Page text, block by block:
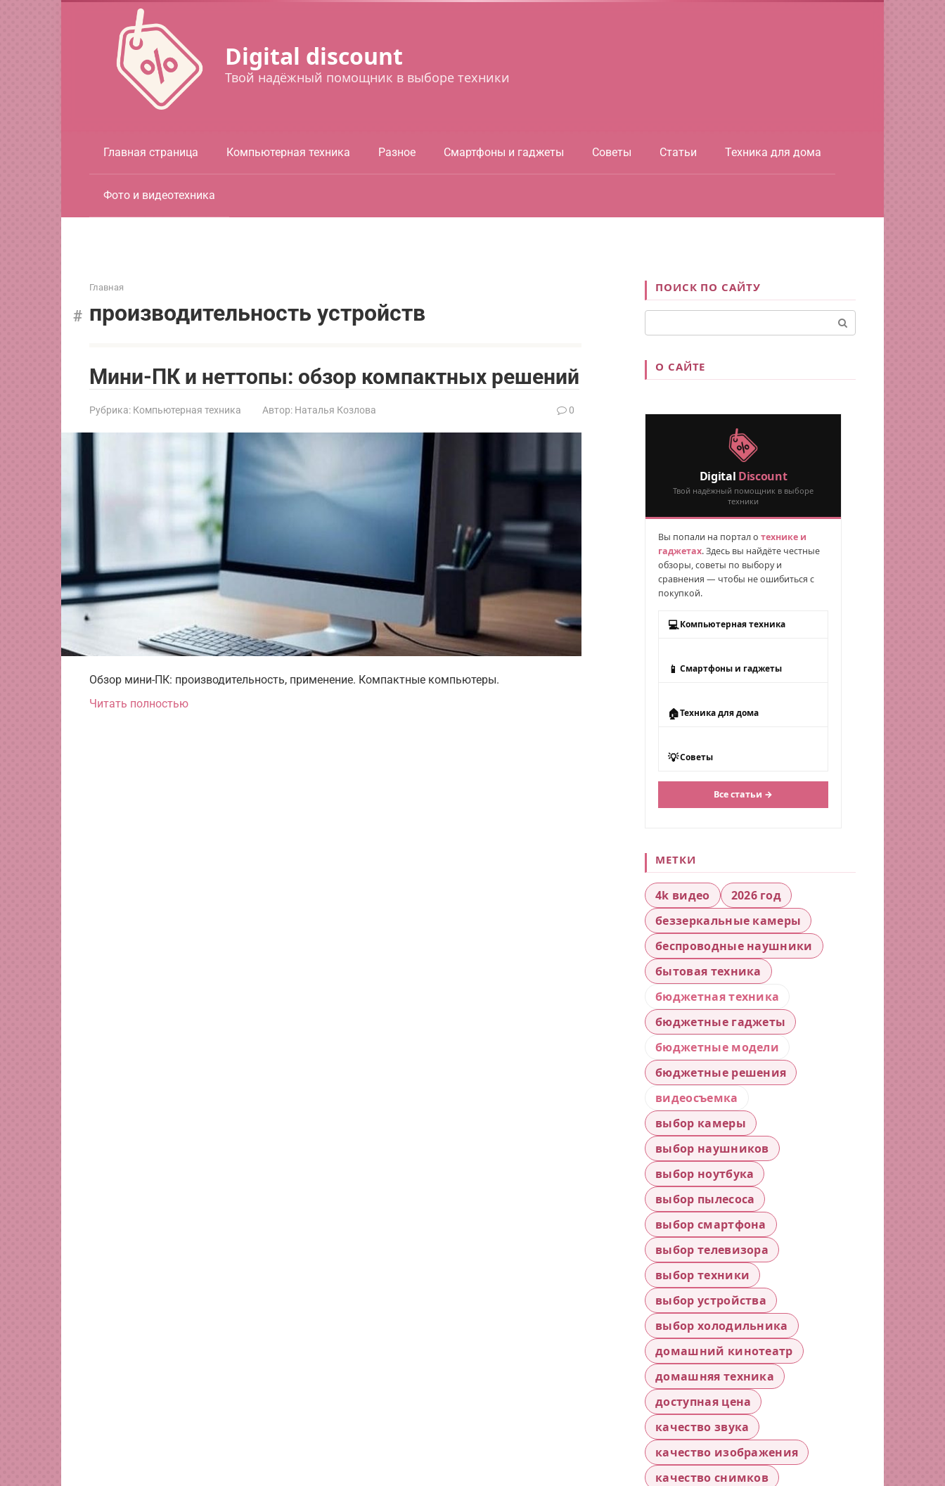
Digital discount
Твой надёжный помощник в выборе техники
Главная страница Компьютерная техника Разное Смартфоны и гаджеты Советы Статьи Техника для дома
Фото и видеотехника
Главная
производительность устройств
Мини-ПК и неттопы: обзор компактных решений
Рубрика: Компьютерная техника Автор: Наталья Козлова 0
Обзор мини-ПК: производительность, применение. Компактные компьютеры.
Читать полностью
ПОИСК ПО САЙТУ
О САЙТЕ
Digital Discount
Твой надёжный помощник в выборе
техники
Вы попали на портал о технике и
гаджетах. Здесь вы найдёте честные
обзоры, советы по выбору и
сравнения — чтобы не ошибиться с
покупкой.
💻 Компьютерная техника
📱 Смартфоны и гаджеты
🏠Техника для дома
💡Советы
Все статьи →
МЕТКИ
4k видео
2026 год
беззеркальные камеры
беспроводные наушники
бытовая техника
бюджетная техника
бюджетные гаджеты
бюджетные модели
бюджетные решения
видеосъемка
выбор камеры
выбор наушников
выбор ноутбука
выбор пылесоса
выбор смартфона
выбор телевизора
выбор техники
выбор устройства
выбор холодильника
домашний кинотеатр
домашняя техника
доступная цена
качество звука
качество изображения
качество снимков